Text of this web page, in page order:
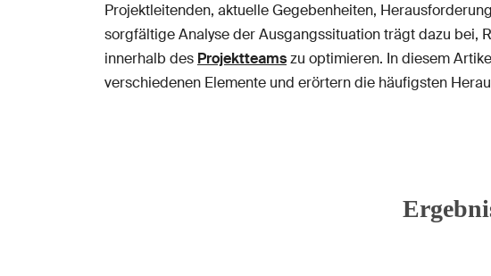
Projektleitenden, aktuelle Gegebenheiten,
sorgfältige Analyse der Ausgangssituation trägt dazu bei,
innerhalb des Projektteamszu optimieren. In diesem
verschiedenen Elemente und erörtern die häufigsten